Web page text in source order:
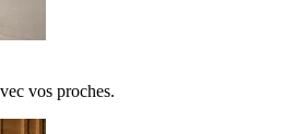
vos proches.